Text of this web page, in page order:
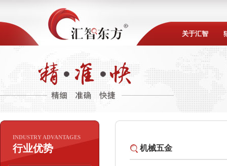
关于汇智
INDUSTRY ADVANTAGES
行业优势 机械五金